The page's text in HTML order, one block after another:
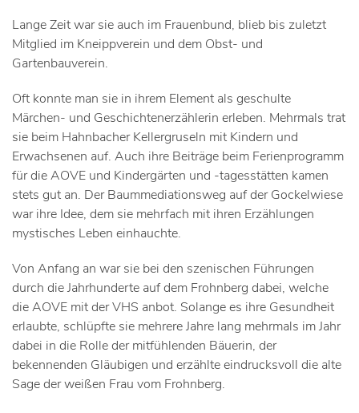
Lange Zeit war sie auch im Frauenbund, blieb bis zuletzt
Mitglied im Kneippverein und dem Obst- und
Gartenbauverein.
Oft konnte man sie in ihrem Element als geschulte
Märchen- und Geschichtenerzählerin erleben. Mehrmals trat
sie beim Hahnbacher Kellergruseln mit Kindern und
Erwachsenen auf. Auch ihre Beiträge beim Ferienprogramm
für die AOVE und Kindergärten und -tagesstätten kamen
stets gut an. Der Baummediationsweg auf der Gockelwiese
war ihre Idee, dem sie mehrfach mit ihren Erzählungen
mystisches Leben einhauchte.
Von Anfang an war sie bei den szenischen Führungen
durch die Jahrhunderte auf dem Frohnberg dabei, welche
die AOVE mit der VHS anbot. Solange es ihre Gesundheit
erlaubte, schlüpfte sie mehrere Jahre lang mehrmals im Jahr
dabei in die Rolle der mitfühlenden Bäuerin, der
bekennenden Gläubigen und erzählte eindrucksvoll die alte
Sage der weißen Frau vom Frohnberg.